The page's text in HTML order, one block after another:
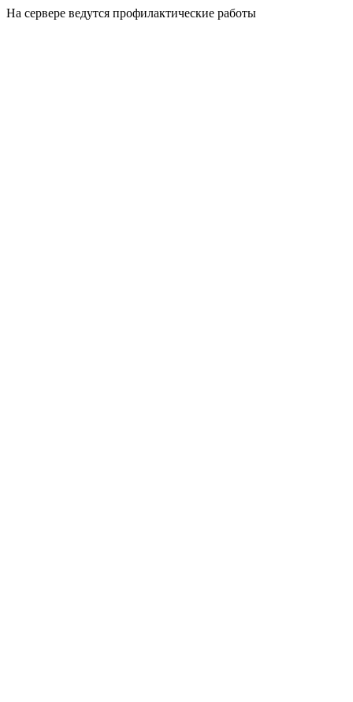
На сервере ведутся профилактические работы